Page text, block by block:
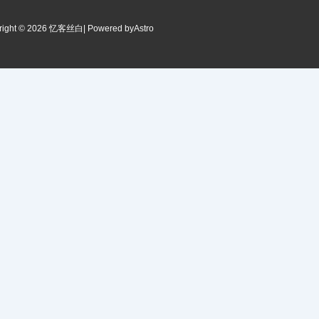
© 2026 忆客丝白 | Powered byAstro